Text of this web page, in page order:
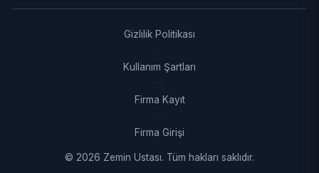
Gizlilik Politikası
·
Kullanım Şartları
·
Firma Kayıt
·
Firma Girişi
© 2026 Zemin Ustası. Tüm hakları saklıdır.